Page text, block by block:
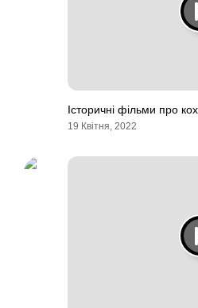
Історичні фільми про
19 Квітня, 2022